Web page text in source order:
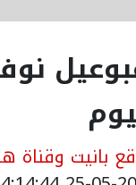
بانيت وقناة